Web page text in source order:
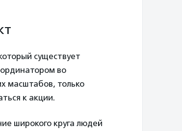
существует
во
масштабов, только
к акции.
широкого круга людей